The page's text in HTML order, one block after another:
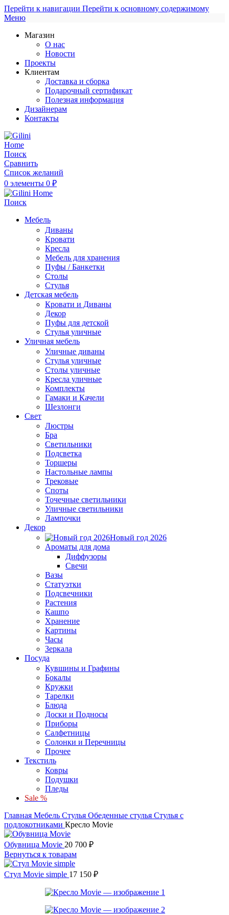
Перейти к навигации Перейти к основному содержимому
Меню
Магазин
О нас
Новости
Проекты
Клиентам
Доставка и сборка
Подарочный сертификат
Полезная информация
Дизайнерам
Контакты
Поиск
Сравнить
Список желаний
0 элементы 0 ₽
Поиск
Мебель
Диваны
Кровати
Кресла
Мебель для хранения
Пуфы / Банкетки
Столы
Стулья
Детская мебель
Кровати и Диваны
Декор
Пуфы для детской
Стулья уличные
Уличная мебель
Уличные диваны
Стулья уличные
Столы уличные
Кресла уличные
Комплекты
Гамаки и Качели
Шезлонги
Свет
Люстры
Бра
Светильники
Подсветка
Торшеры
Настольные лампы
Трековые
Споты
Точечные светильники
Уличные светильники
Лампочки
Декор
Новый год 2026
Ароматы для дома
Диффузоры
Свечи
Вазы
Статуэтки
Подсвечники
Растения
Кашпо
Хранение
Картины
Часы
Зеркала
Посуда
Кувшины и Графины
Бокалы
Кружки
Тарелки
Блюда
Доски и Подносы
Приборы
Салфетницы
Солонки и Перечницы
Прочее
Текстиль
Ковры
Подушки
Пледы
Sale %
Главная Мебель Стулья Обеденные стулья Стулья с
подлокотниками Кресло Movie
Обувница Movie 20 700 ₽
Вернуться к товарам
Стул Movie simple 17 150 ₽